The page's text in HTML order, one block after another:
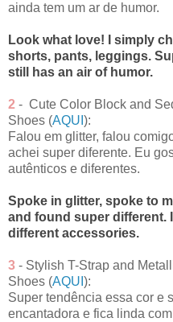
ainda tem um ar de humor.
Look what love! I simply
shorts, pants, leggings.
still has an air of humor.
2 - Cute Color Block and
Shoes (AQUI ):
Falou em glitter, falou
achei super diferente. Eu
autênticos e diferentes.
Spoke in glitter, spoke to
and found super different.
different accessories.
3 - Stylish T-Strap and
Shoes (AQUI ):
Super tendência essa cor e
encantadora e fica linda